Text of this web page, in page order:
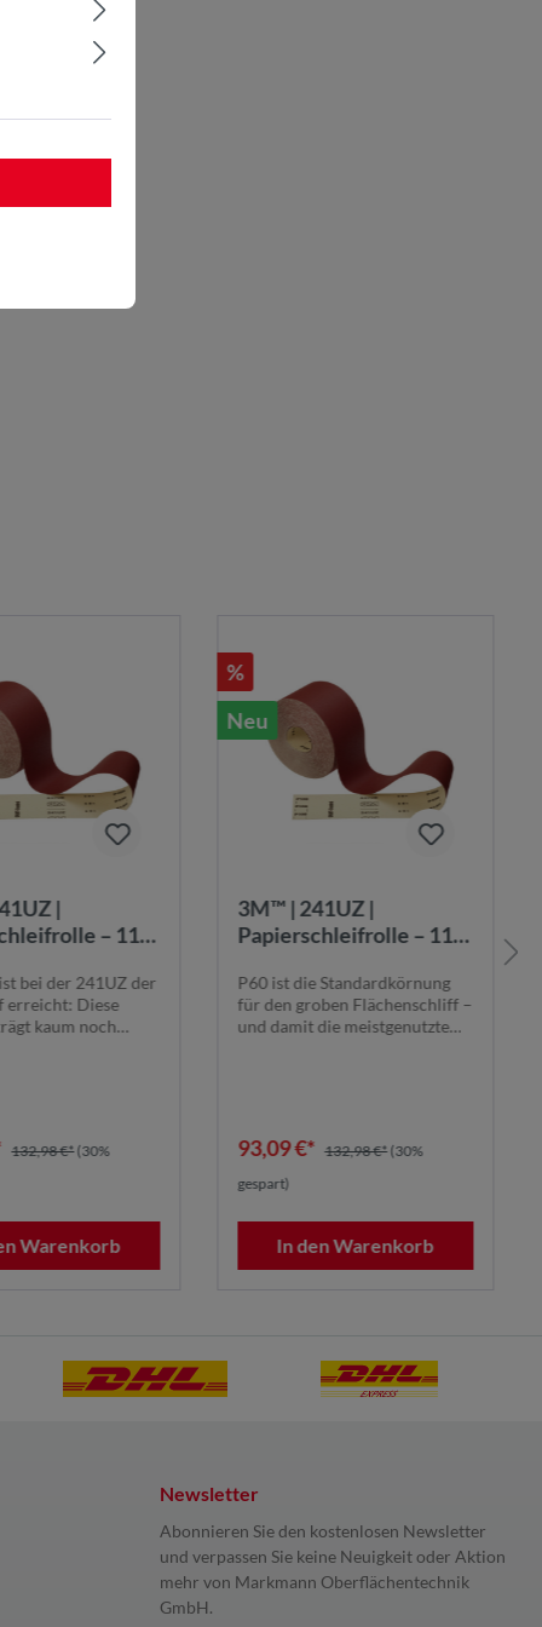
|
– 115
P180 |
bei der 241UZ der
erreicht: Diese
kaum noch
132,98 €*(30%
Warenkorb
%
Neu
3M™ | 241UZ |
Papierschleifrolle – 115
Körnung P60 |
7000060317
P60 ist die Standardkörnung
für den groben Flächenschliff –
und damit die meistgenutzte
93,09 €* 132,98 €*(30%
gespart)
In den Warenkorb
Newsletter
Abonnieren Sie den kostenlosen Newsletter
und verpassen Sie keine Neuigkeit oder Aktion
mehr von Markmann Oberflächentechnik
GmbH.